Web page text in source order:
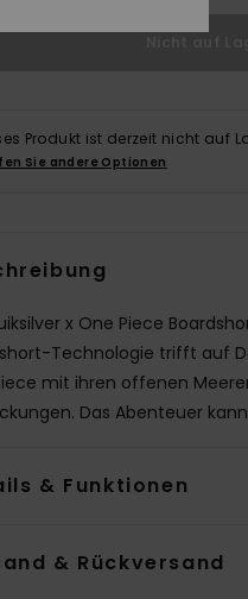
Produkt ist derzeit nicht auf
Sie andere Optionen
x One Piece
Technologie trifft auf
mit ihren offenen
Das Abenteuer
& Funktionen
& Rückversand